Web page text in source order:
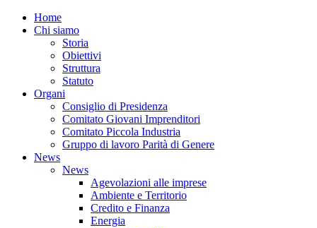
Home
Chi siamo
Storia
Obiettivi
Struttura
Statuto
Organi
Consiglio di Presidenza
Comitato Giovani Imprenditori
Comitato Piccola Industria
Gruppo di lavoro Parità di Genere
News
News
Agevolazioni alle imprese
Ambiente e Territorio
Credito e Finanza
Energia